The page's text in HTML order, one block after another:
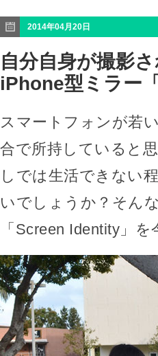
2014年04月20日
自分自身が撮影
iPhone型ミラー
スマートフォンが若
合で所持していると
しでは生活できない
いでしょうか？そん
「Screen Identity」